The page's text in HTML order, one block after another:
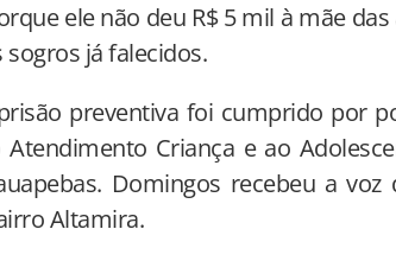
ele não deu R$ 5 mil à mãe
já falecidos.
preventiva foi cumprido por
Atendimento Criança e ao
Domingos recebeu a
Altamira.